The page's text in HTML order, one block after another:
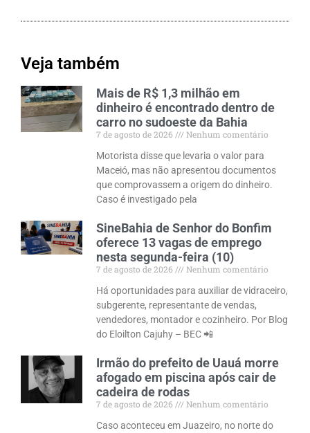
Veja também
Mais de R$ 1,3 milhão em
dinheiro é encontrado dentro de
carro no sudoeste da Bahia
7 de agosto de 2026
Nenhum comentário
Motorista disse que levaria o valor para
Maceió, mas não apresentou documentos
que comprovassem a origem do dinheiro.
Caso é investigado pela
SineBahia de Senhor do Bonfim
oferece 13 vagas de emprego
nesta segunda-feira (10)
7 de agosto de 2026
Nenhum comentário
Há oportunidades para auxiliar de vidraceiro,
subgerente, representante de vendas,
vendedores, montador e cozinheiro. Por Blog
do Eloilton Cajuhy – BEC 📲
Irmão do prefeito de Uauá morre
afogado em piscina após cair de
cadeira de rodas
7 de agosto de 2026
Nenhum comentário
Caso aconteceu em Juazeiro, no norte do